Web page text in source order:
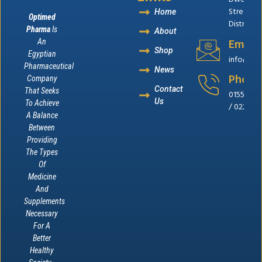
Optimed
PharmaIs
An
Egyptian
Pharmaceutical
Company
That Seeks
To Achieve
A Balance
Between
Providing
The Types
Of
Medicine
And
Supplements
Necessary
For A
Better
Healthy
Home
About
Shop
News
Contact
Us
District,
Email
Phone
/